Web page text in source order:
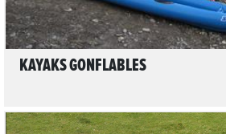
KAYAKS GONFLABLES